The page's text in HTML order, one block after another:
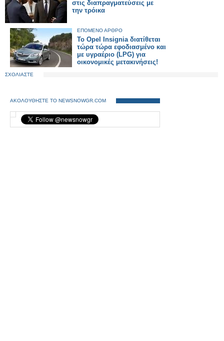
στις διαπραγματεύσεις με
την τρόικα
ΕΠΟΜΕΝΟ ΑΡΘΡΟ
Το Opel Insignia διατίθεται
τώρα τώρα εφοδιασμένο και
με υγραέριο (LPG) για
οικονομικές μετακινήσεις!
ΣΧΟΛΙΑΣΤΕ
ΑΚΟΛΟΥΘΗΣΤΕ ΤΟ NEWSNOWGR.COM